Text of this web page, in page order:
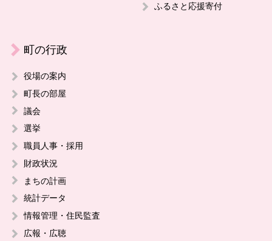
ふるさと応援寄付
町の行政
役場の案内
町長の部屋
議会
選挙
職員人事・採用
財政状況
まちの計画
統計データ
情報管理・住民監査
広報・広聴